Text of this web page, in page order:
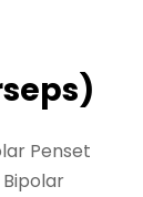
Penset